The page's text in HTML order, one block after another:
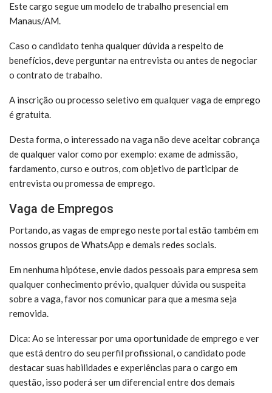
Este cargo segue um modelo de trabalho presencial em
Manaus/AM.
Caso o candidato tenha qualquer dúvida a respeito de
benefícios, deve perguntar na entrevista ou antes de negociar
o contrato de trabalho.
A inscrição ou processo seletivo em qualquer vaga de emprego
é gratuita.
Desta forma, o interessado na vaga não deve aceitar cobrança
de qualquer valor como por exemplo: exame de admissão,
fardamento, curso e outros, com objetivo de participar de
entrevista ou promessa de emprego.
Vaga de Empregos
Portando, as vagas de emprego neste portal estão também em
nossos grupos de WhatsApp e demais redes sociais.
Em nenhuma hipótese, envie dados pessoais para empresa sem
qualquer conhecimento prévio, qualquer dúvida ou suspeita
sobre a vaga, favor nos comunicar para que a mesma seja
removida.
Dica: Ao se interessar por uma oportunidade de emprego e ver
que está dentro do seu perfil profissional, o candidato pode
destacar suas habilidades e experiências para o cargo em
questão, isso poderá ser um diferencial entre dos demais